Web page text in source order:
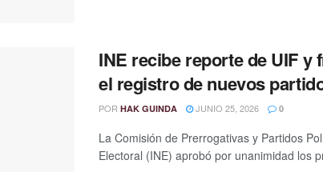
INE recibe reporte de UIF y
el registro de nuevos
POR HAK GUINDA JUNIO 25, 2026 0
La Comisión de Prerrogativas y Partidos
Electoral (INE) aprobó por unanimidad los